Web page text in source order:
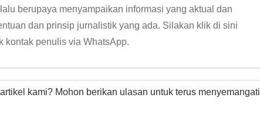
berupaya menyampaikan informasi yang aktual dan
dan prinsip jurnalistik yang ada. Silakan klik di sini
kontak penulis via WhatsApp.
kami? Mohon berikan ulasan untuk terus menyemangati